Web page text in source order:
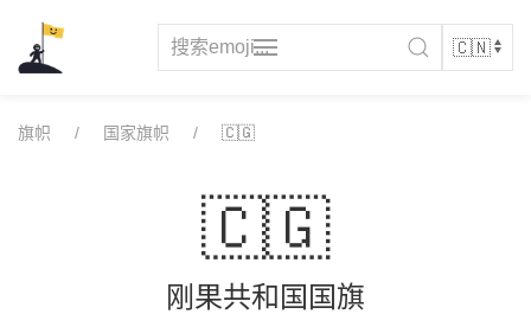
content
旗帜 国家旗帜 🇨🇬
🇨🇬
刚果共和国国旗